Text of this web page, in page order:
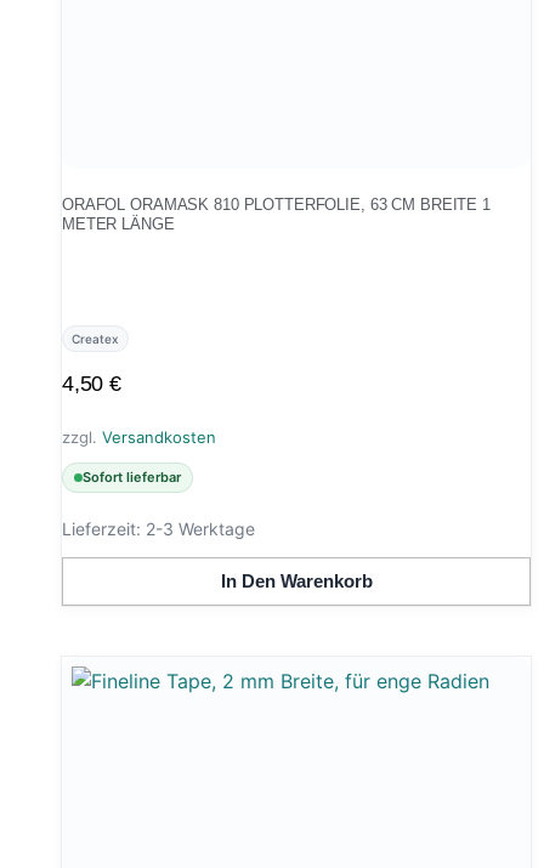
ORAFOL ORAMASK 810 PLOTTERFOLIE, 63 CM BREITE 1
METER LÄNGE
Createx
4,50€
zzgl. Versandkosten
Sofort lieferbar
Lieferzeit: 2-3 Werktage
In Den Warenkorb